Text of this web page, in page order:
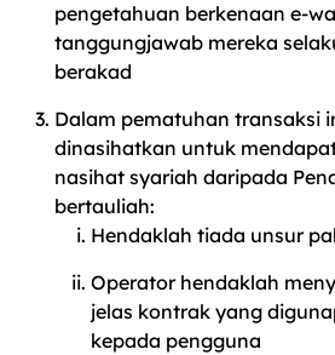
pengetahuan berkenaan e-
tanggungjawab mereka
berakad
Dalam pematuhan transaksi
dinasihatkan untuk
nasihat syariah daripada
bertauliah:
Hendaklah tiada unsur
Operator hendaklah
jelas kontrak yang
kepada pengguna